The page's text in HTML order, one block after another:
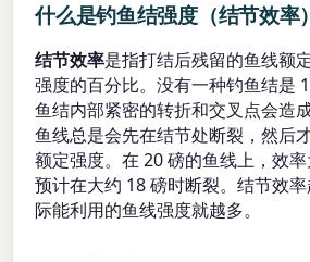
什么是钓鱼结强度（结节效率
结节效率是指打结后残留的鱼线额
强度的百分比。没有一种钓鱼结是
鱼结内部紧密的转折和交叉点会造
鱼线总是会先在结节处断裂，然后
额定强度。在 20 磅的鱼线上，效
预计在大约 18 磅时断裂。结节效
际能利用的鱼线强度就越多。